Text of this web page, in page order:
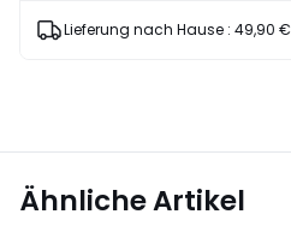
Lieferung nach Hause : 49,90 €
Ähnliche Artikel